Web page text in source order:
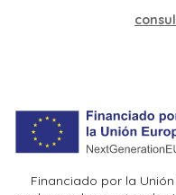
Financiado por la